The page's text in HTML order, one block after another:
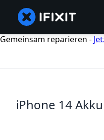
Gemeinsam reparieren -
iPhone 14